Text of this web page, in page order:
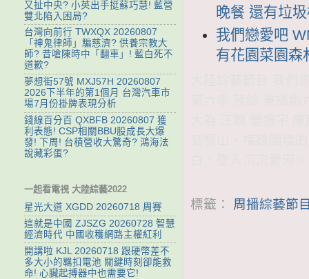
晚餐 還有垃
我們戀愛吧
有花園菜園森
標籤： 周播綜藝節
又扯中央? 小英出手挺蘇巧慧! 藍營
雙北陷入困局?
台灣向前行 TWXQX 20260807
「神鬼律師」騙慈濟? 供養宗教大
師? 昔嗆陳時中「翻車」! 藍白死不
道歉?
夢想街57號 MXJ57H 20260807
2026下半年的第1個月 台灣汽車市
場7月份掛牌表現分析
錢線百分百 QXBFB 20260807 獲
利表態! CSP相關BBU股成長大爆
發! 下周! 台積營收大驚奇? 鴻海法
說藏彩蛋?
一起看電視 大陸綜藝2022
星光大道 XGDD 20260718 周賽
這就是中國 ZJSZG 20260728 智慧
經濟時代 中國收穫網路主權紅利
開講啦 KJL 20260718 跟硬幣差不
多大小的羈扣電池 關鍵時刻卻能救
命! 心臟起搏器中也需要它!